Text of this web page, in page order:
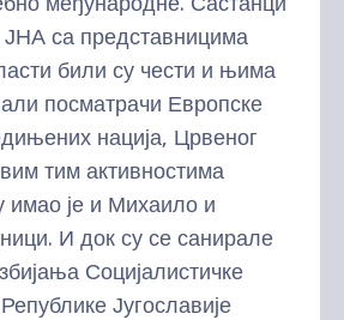
ЈНА са представницима
били су чести и њима
посматрачи Европске
нација, Црвеног
тим активностима
имао је и Михаило и
И док су се санирале
Социјалистичке
Југославије